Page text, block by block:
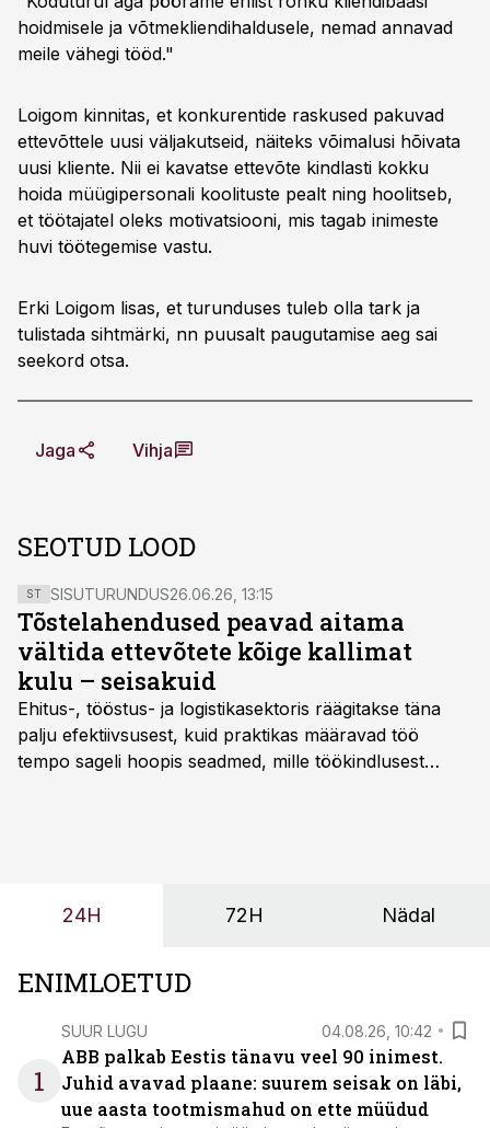
hoidmisele ja võtmekliendihaldusele, nemad annavad
meile vähegi tööd."
Loigom kinnitas, et konkurentide raskused pakuvad
ettevõttele uusi väljakutseid, näiteks võimalusi hõivata
uusi kliente. Nii ei kavatse ettevõte kindlasti kokku
hoida müügipersonali koolituste pealt ning hoolitseb,
et töötajatel oleks motivatsiooni, mis tagab inimeste
huvi töötegemise vastu.
Erki Loigom lisas, et turunduses tuleb olla tark ja
tulistada sihtmärki, nn puusalt paugutamise aeg sai
seekord otsa.
Jaga Vihja
SEOTUD LOOD
ST SISUTURUNDUS26.06.26, 13:15
Tõstelahendused peavad aitama
vältida ettevõtete kõige kallimat
kulu – seisakuid
Ehitus-, tööstus- ja logistikasektoris räägitakse täna
palju efektiivsusest, kuid praktikas määravad töö
tempo sageli hoopis seadmed, mille töökindlusest
24H 72H Nädal
ENIMLOETUD
1
SUUR LUGU 04.08.26, 10:42
ABB palkab Eestis tänavu veel 90 inimest.
Juhid avavad plaane: suurem seisak on läbi,
uue aasta tootmismahud on ette müüdud